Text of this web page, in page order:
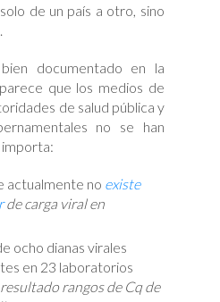
de un país a otro, sino
documentado en la
que los medios de
de salud pública y
no se han
importa:
actualmente no existe
de carga viral en
ocho dianas virales
en 23 laboratorios
resultado rangos de Cq de